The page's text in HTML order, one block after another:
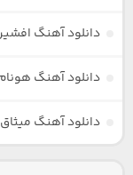
دانلود آهنگ
دانلود آهنگ
دانلود آهنگ